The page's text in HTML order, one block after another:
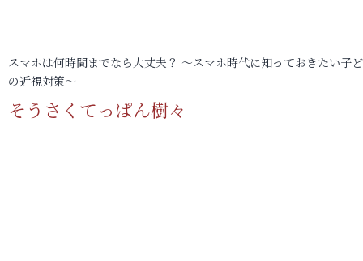
スマホは何時間までなら大丈夫？ ～スマホ時代に知っておきたい子
の近視対策～
そうさくてっぱん樹々